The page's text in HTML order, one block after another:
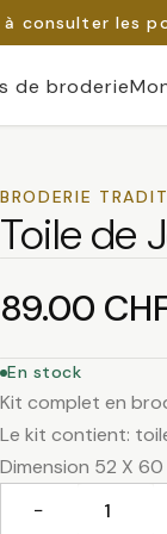
consulter les
de broderie
BRODERIE
Toile de
89.00
En stock
Kit complet en
Le kit contient:
Dimension 52 X 60
−